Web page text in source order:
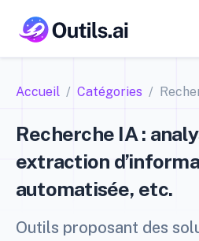
Accueil Catégories
Recherche IA :
extraction
automatisée, etc.
Outils proposant des